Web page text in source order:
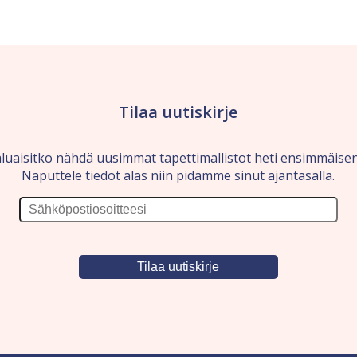
Tilaa uutiskirje
nähdä uusimmat tapettimallistot heti
Naputtele tiedot alas niin pidämme sinut ajantasalla.